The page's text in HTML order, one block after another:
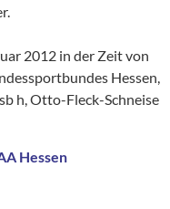
2012 in der Zeit von
Hessen,
h, Otto-Fleck-Schneise
Hessen